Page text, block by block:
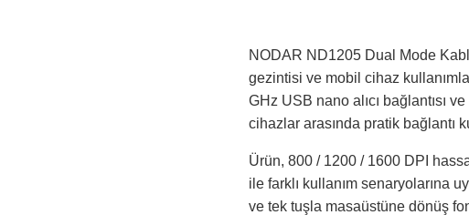
NODAR ND1205 Dual Mode
gezintisi ve mobil cihaz
GHz USB nano alıcı bağlantısı
cihazlar arasında pratik bağlantı
Ürün, 800 / 1200 / 1600 DPI
ile farklı kullanım senaryolarına
ve tek tuşla masaüstüne dönüş